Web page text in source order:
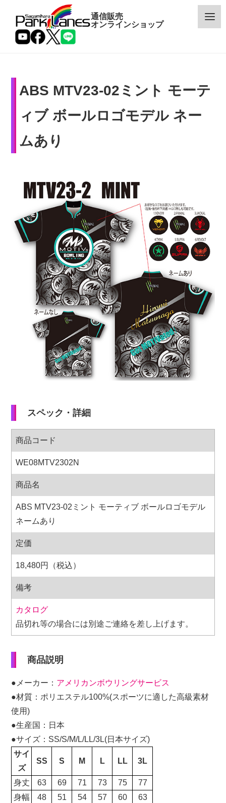
通信販売
オンラインショップ
特集
加工料金表
ご利用ガイド
特定商取引法表記
個人情報保護方針
サイトポリシー
更新履歴一覧
ABS MTV23-02ミント モーテ
ィブ ボールロゴモデル ネー
ムあり
スペック・詳細
商品コード
WE08MTV2302N
商品名
ABS MTV23-02ミント モーティブ ボールロゴモデル
ネームあり
定価
18,480円（税込）
備考
カタログ
品切れ等の場合には別途ご連絡を差し上げます。
商品説明
●メーカー： アメリカンボウリングサービス
●材質：ポリエステル100%(スポーツに適した高級素材
使用)
●生産国：日本
●サイズ：SS/S/M/L/LL/3L(日本サイズ)
サイ
ズ
SS S M L LL 3L
身丈 63 69 71 73 75
77
身幅
48 51 54 57 60
63